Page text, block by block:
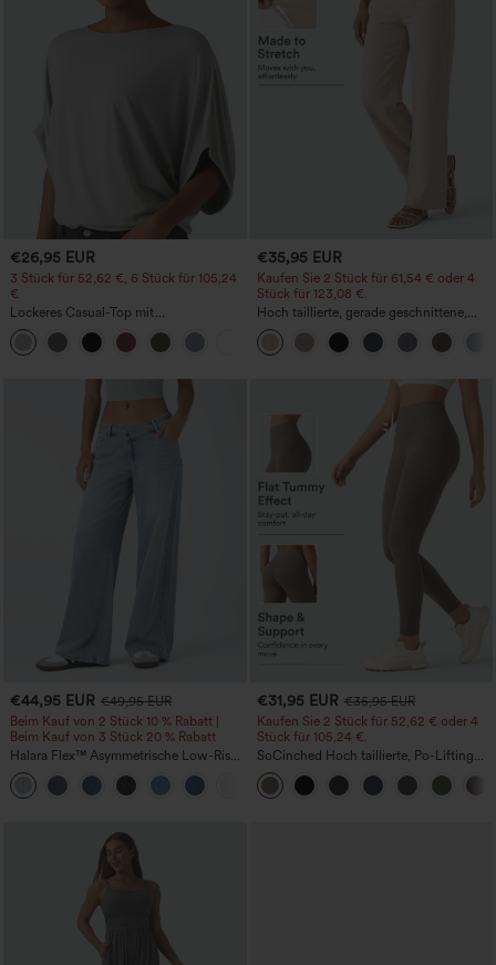
€26,95 EUR
3 Stück für 52,62 €, 6 Stück für 105,24
€
Lockeres Casual-Top mit
Rundhalsausschnitt und
Fledermausärmeln
+1
€35,95 EUR
Kaufen Sie 2 Stück für 61,54 € oder 4
Stück für 123,08 €.
Hoch taillierte, gerade geschnittene,
legere Leinen-Optik-Hose mit Taschen
€44,95 EUR €49,95 EUR
Beim Kauf von 2 Stück 10 % Rabatt |
Beim Kauf von 3 Stück 20 % Rabatt
Halara Flex™ Asymmetrische Low-Rise-
Jeans mit Reißverschlusstaschen,
Baggy-Stil, weitem Bein, gewaschen,
lässig
+5
€31,95 EUR €35,95 EUR
Kaufen Sie 2 Stück für 52,62 € oder 4
Stück für 105,24 €.
SoCinched Hoch taillierte, Po-Lifting
7/8-Trainingsleggings mit
Bauchkontrolle und Seitentaschen